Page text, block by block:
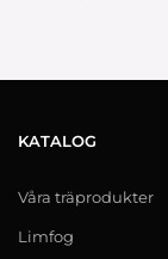
KATALOG
Våra träprodukter
Limfog